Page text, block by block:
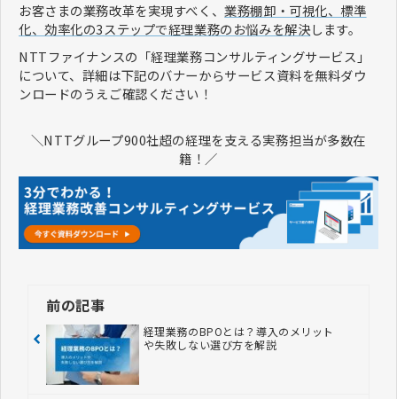
お客さまの業務改革を実現すべく、業務棚卸・可視化、標準
化、効率化の3ステップで経理業務のお悩みを解決します。
NTTファイナンスの「経理業務コンサルティングサービス」
について、詳細は下記のバナーからサービス資料を無料ダウ
ンロードのうえご確認ください！
＼NTTグループ900社超の経理を支える実務担当が多数在
籍！／
前の記事
経理業務のBPOとは？導入のメリット
や失敗しない選び方を解説